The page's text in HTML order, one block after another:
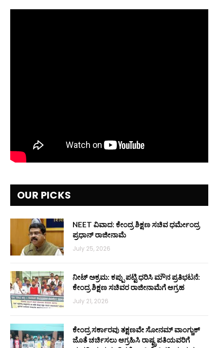
OUR PICKS
NEET ವಿವಾದ: ಕೇಂದ್ರ ಶಿಕ್ಷಣ ಸಚಿವ ಧರ್ಮೇಂದ್ರ
ಪ್ರಧಾನ್ ರಾಜೀನಾಮೆ
July 25, 2026
ನೀಟ್ ಅಕ್ರಮ: ಕಪ್ಪು ಪಟ್ಟಿ ಧರಿಸಿ ಮೌನ ಪ್ರತಿಭಟನೆ:
ಕೇಂದ್ರ ಶಿಕ್ಷಣ ಸಚಿವರ ರಾಜೀನಾಮೆಗೆ ಆಗ್ರಹ
July 21, 2026
ಕೇಂದ್ರ ಸರ್ಕಾರವು ತಕ್ಷಣವೇ ಸೋನಮ್ ವಾಂಗ್ಚುಕ್
ಜೊತೆ ಚರ್ಚಿಸಲು ಆಗ್ರಹಿಸಿ ರಾಷ್ಟ್ರಪತಿಯವರಿಗೆ